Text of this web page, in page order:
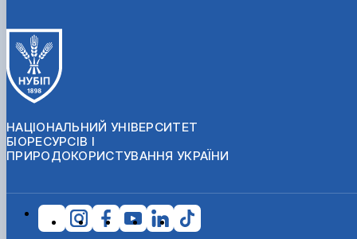
НАЦІОНАЛЬНИЙ УНІВЕРСИТЕТ
БІОРЕСУРСІВ І
ПРИРОДОКОРИСТУВАННЯ УКРАЇНИ